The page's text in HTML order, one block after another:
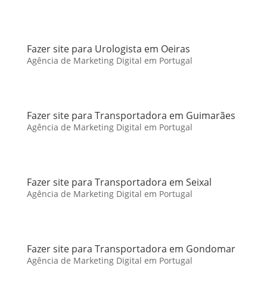
Fazer site para Urologista em Oeiras
Agência de Marketing Digital em Portugal
Fazer site para Transportadora em Guimarães
Agência de Marketing Digital em Portugal
Fazer site para Transportadora em Seixal
Agência de Marketing Digital em Portugal
Fazer site para Transportadora em Gondomar
Agência de Marketing Digital em Portugal